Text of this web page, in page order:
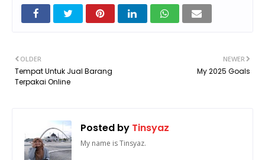
NEWER
My 2025 Goals
OLDER
Tempat Untuk Jual Barang
Terpakai Online
Posted by Tinsyaz
My name is Tinsyaz.